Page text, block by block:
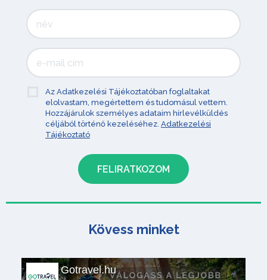
Az Adatkezelési Tájékoztatóban foglaltakat
elolvastam, megértettem és tudomásul vettem.
Hozzájárulok személyes adataim hírlevélküldés
céljából történő kezeléséhez. Adatkezelési
Tájékoztató
Kövess minket
Gotravel.hu